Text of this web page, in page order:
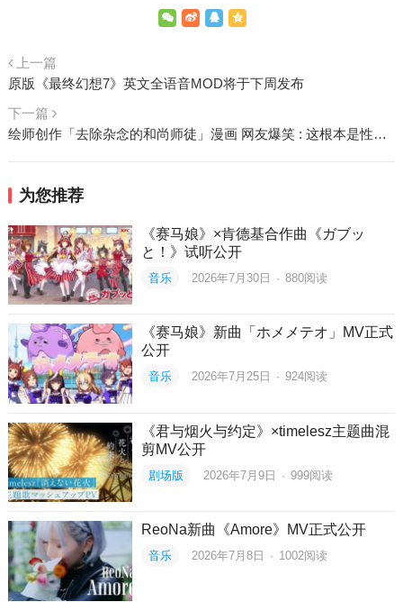
上一篇
原版《最终幻想7》英文全语音MOD将于下周发布
下一篇
绘师创作「去除杂念的和尚师徒」漫画 网友爆笑 : 这根本是性癖揭露吧！
为您推荐
《赛马娘》×肯德基合作曲《ガブッ
と！》试听公开
音乐 2026年7月30日 · 880阅读
《赛马娘》新曲「ホメメテオ」MV正式
公开
音乐 2026年7月25日 · 924阅读
《君与烟火与约定》×timelesz主题曲混
剪MV公开
剧场版 2026年7月9日 · 999阅读
ReoNa新曲《Amore》MV正式公开
音乐 2026年7月8日 · 1002阅读